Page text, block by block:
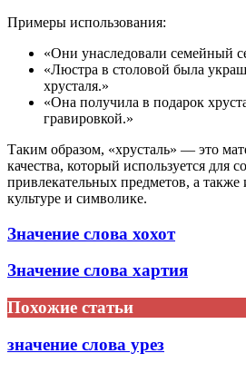
Примеры использования:
«Они унаследовали семейный
«Люстра в столовой была
хрусталя.»
«Она получила в подарок
гравировкой.»
Таким образом, «хрусталь» — это
качества, который используется для
привлекательных предметов, а также
культуре и символике.
Значение слова хохот
Значение слова хартия
Похожие статьи
значение слова урез